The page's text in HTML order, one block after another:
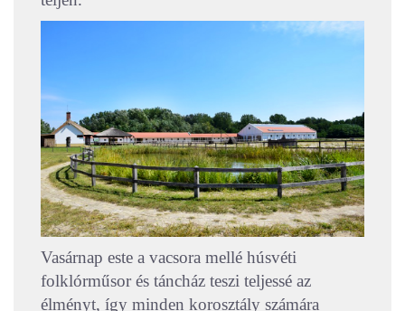
Vasárnap este a vacsora mellé húsvéti
folklórműsor és táncház teszi teljessé az
élményt, így minden korosztály számára